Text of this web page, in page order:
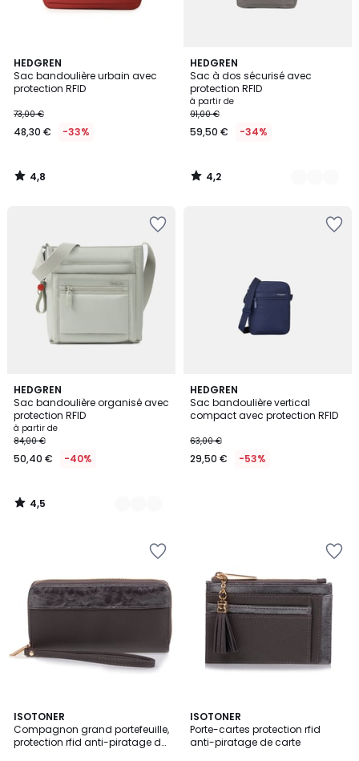
HEDGREN
Sac bandoulière urbain avec
protection RFID
73,00 €
48,30 € -33%
4,8
/ 5
4,8
/
HEDGREN
Sac à dos sécurisé avec
protection RFID
à partir de
91,00 €
59,50 € -34%
4,2
/ 5
2
Couleurs
4,2
/
HEDGREN
Sac bandoulière organisé avec
protection RFID
à partir de
84,00 €
50,40 € -40%
4,5
/ 5
3
Couleurs
4,5
/
HEDGREN
Sac bandoulière vertical
compact avec protection RFID
63,00 €
29,50 € -53%
ISOTONER
Compagnon grand portefeuille,
protection rfid anti-piratage de
2
Couleurs
ISOTONER
Porte-cartes protection rfid
anti-piratage de carte